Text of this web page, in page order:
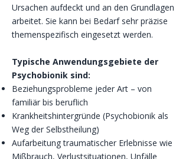
Ursachen aufdeckt und an den Grundlagen
arbeitet. Sie kann bei Bedarf sehr präzise
themenspezifisch eingesetzt werden.
Typische Anwendungsgebiete der
Psychobionik sind:
Beziehungsprobleme jeder Art – von
familiär bis beruflich
Krankheitshintergründe (Psychobionik als
Weg der Selbstheilung)
Aufarbeitung traumatischer Erlebnisse wie
Mißbrauch, Verlustsituationen, Unfälle